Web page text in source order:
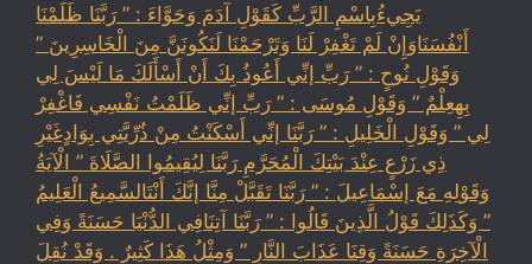
يَجِيءُبِاسْمِ الرَّبِّ كَقَوْلِ آدَمَ وَحَوَّاءَ : ” رَبَّنَا ظَلَمْنَا
أَنْفُسَنَاوَإِنْ لَمْ تَغْفِرْ لَنَا وَتَرْحَمْنَا لَنَكُونَنَّ مِنَ الْخَاسِرِينَ ”
وَقَوْلِ نُوحٍ : ” رَبِّ إنِّي أَعُوذُ بِكَ أَنْ أَسْأَلَكَ مَا لَيْسَ لِي
بِهِعِلْمٌ ” وَقَوْلِ مُوسَى : ” رَبِّ إنِّي ظَلَمْتُ نَفْسِي فَاغْفِرْ
لِي ” وَقَوْلِ الْخَلِيلِ : ” رَبَّنَا إنِّي أَسْكَنْتُ مِنْ ذُرِّيَّتِي بِوَادٍغَيْرِ
ذِي زَرْعٍ عِنْدَ بَيْتِكَ الْمُحَرَّمِ رَبَّنَا لِيُقِيمُوا الصَّلَاةَ ” الْآيَةُ
وَقَوْلِهِ مَعَ إسْمَاعِيلَ : ” رَبَّنَا تَقَبَّلْ مِنَّا إنَّكَ أَنْتَالسَّمِيعُ الْعَلِيمُ
” وَكَذَلِكَ قَوْلُ الَّذِينَ قَالُوا : ” رَبَّنَا آتِنَافِي الدُّنْيَا حَسَنَةً وَفِي
الْآخِرَةِ حَسَنَةً وَقِنَا عَذَابَ النَّارِ ” وَمِثْلُ هَذَا كَثِيرٌ . وَقَدْ نُقِلَ